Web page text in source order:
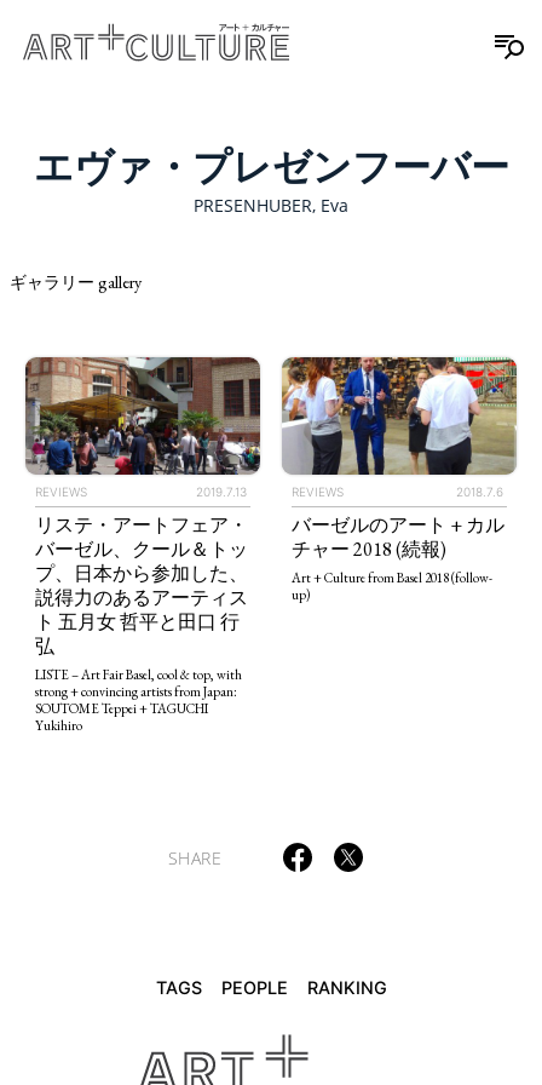
TAGS PEOPLE
エヴァ・プレゼンフーバー
PRESENHUBER, Eva
ギャラリー gallery
REVIEWS 2019.7.13
リステ・アートフェア・
バーゼル、クール＆トッ
プ、日本から参加した、
説得力のあるアーティス
ト 五月女 哲平と田口 行
弘
LISTE – Art Fair Basel, cool & top, with
strong + convincing artists from Japan:
SOUTOME Teppei + TAGUCHI
Yukihiro
REVIEWS 2018.7.6
バーゼルのアート + カル
チャー 2018 (続報)
Art + Culture from Basel 2018 (follow-
up)
SHARE
TAGS PEOPLE RANKING